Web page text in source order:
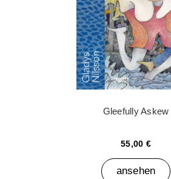
Gleefully Askew
55,00 €
ansehen